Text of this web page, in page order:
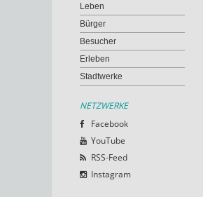
Leben
Bürger
Besucher
Erleben
Stadtwerke
NETZWERKE
Facebook
YouTube
RSS-Feed
Instagram